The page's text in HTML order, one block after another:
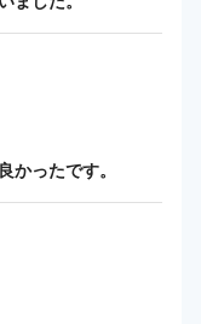
かったです。